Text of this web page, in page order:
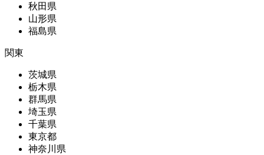
秋田県
山形県
福島県
関東
茨城県
栃木県
群馬県
埼玉県
千葉県
東京都
神奈川県